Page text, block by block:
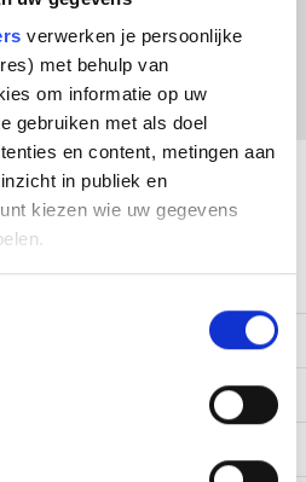
verwerken je persoonlijke
met behulp van
om informatie op uw
gebruiken met als doel
en content, metingen aan
in publiek en
kiezen wie uw gegevens
over uw geografische locatie,
door het actief te scannen
(fingerprinting)
elektrische/industriële
Download productsheet